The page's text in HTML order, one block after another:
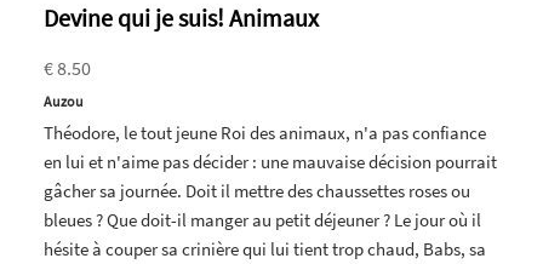
Devine qui je suis! Animaux
€ 8.50
Auzou
Théodore, le tout jeune Roi des animaux, n'a pas confiance
en lui et n'aime pas décider : une mauvaise décision pourrait
gâcher sa journée. Doit il mettre des chaussettes roses ou
bleues ? Que doit-il manger au petit déjeuner ? Le jour où il
hésite à couper sa crinière qui lui tient trop chaud, Babs, sa